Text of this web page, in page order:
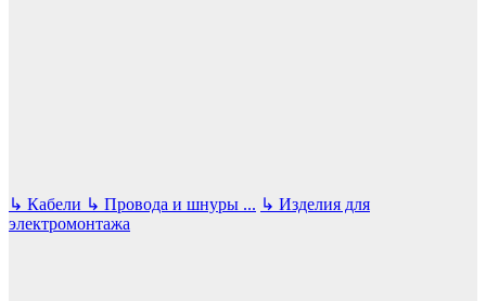
↳ Кабели ↳ Провода и шнуры ... ↳ Изделия для
электромонтажа